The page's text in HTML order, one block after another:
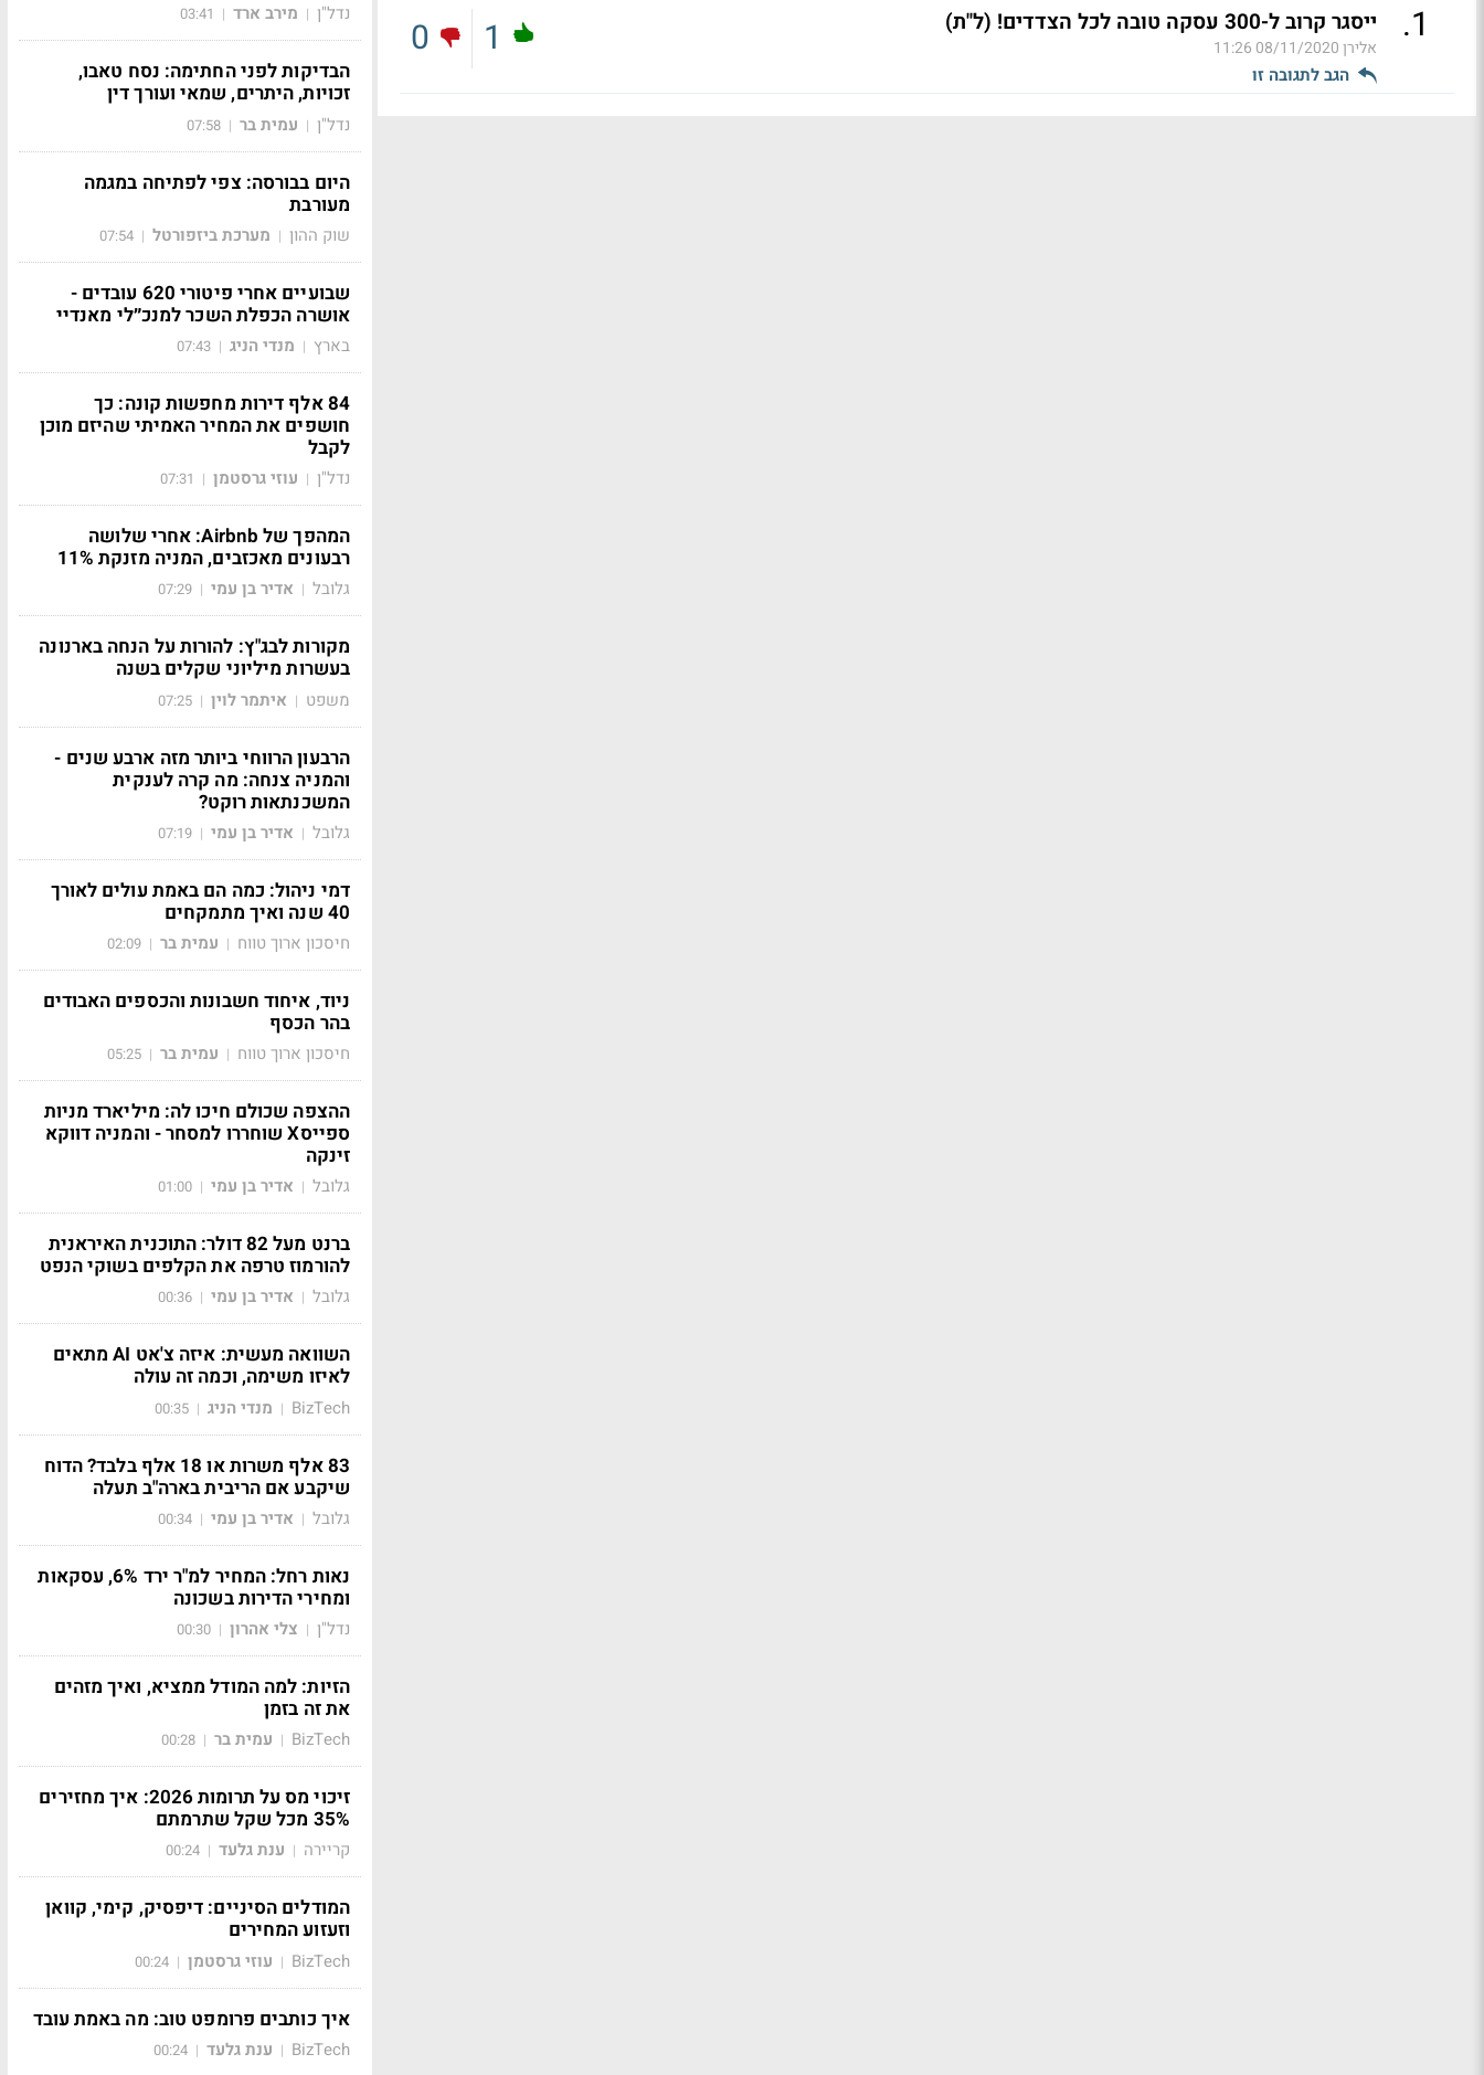
1
. ייסגר קרוב ל-300 עסקה טובה לכל הצדדים! (ל"ת)
אלירן08/11/2020 11:26
הגב לתגובה זו
1
0
נדל"ן | מירב ארד |
03:41
הבדיקות לפני החתימה: נסח טאבו,
זכויות, היתרים, שמאי ועורך דין
נדל"ן | עמית בר |
07:58
היום בבורסה: צפי לפתיחה במגמה
מעורבת
שוק ההון | מערכת ביזפורטל |
07:54
שבועיים אחרי פיטורי 620 עובדים -
אושרה הכפלת השכר למנכ״לי מאנדיי
בארץ | מנדי הניג |
07:43
84 אלף דירות מחפשות קונה: כך
חושפים את המחיר האמיתי שהיזם מוכן
לקבל
נדל"ן | עוזי גרסטמן |
07:31
המהפך של Airbnb: אחרי שלושה
רבעונים מאכזבים, המניה מזנקת 11%
גלובל | אדיר בן עמי |
07:29
מקורות לבג"ץ: להורות על הנחה בארנונה
בעשרות מיליוני שקלים בשנה
משפט | איתמר לוין |
07:25
הרבעון הרווחי ביותר מזה ארבע שנים -
והמניה צנחה: מה קרה לענקית
המשכנתאות רוקט?
גלובל | אדיר בן עמי |
07:19
דמי ניהול: כמה הם באמת עולים לאורך
40 שנה ואיך מתמקחים
חיסכון ארוך טווח | עמית בר |
02:09
ניוד, איחוד חשבונות והכספים האבודים
בהר הכסף
חיסכון ארוך טווח | עמית בר |
05:25
ההצפה שכולם חיכו לה: מיליארד מניות
ספייסX שוחררו למסחר - והמניה דווקא
זינקה
גלובל | אדיר בן עמי |
01:00
ברנט מעל 82 דולר: התוכנית האיראנית
להורמוז טרפה את הקלפים בשוקי הנפט
גלובל | אדיר בן עמי |
00:36
השוואה מעשית: איזה צ'אט AI מתאים
לאיזו משימה, וכמה זה עולה
BizTech
| מנדי הניג |
00:35
83 אלף משרות או 18 אלף בלבד? הדוח
שיקבע אם הריבית בארה"ב תעלה
גלובל | אדיר בן עמי |
00:34
נאות רחל: המחיר למ"ר ירד 6%, עסקאות
ומחירי הדירות בשכונה
נדל"ן | צלי אהרון |
00:30
הזיות: למה המודל ממציא, ואיך מזהים
את זה בזמן
BizTech
| עמית בר |
00:28
זיכוי מס על תרומות 2026: איך מחזירים
35% מכל שקל שתרמתם
קריירה | ענת גלעד |
00:24
המודלים הסיניים: דיפסיק, קימי, קוואן
וזעזוע המחירים
BizTech
| עוזי גרסטמן |
00:24
איך כותבים פרומפט טוב: מה באמת עובד
BizTech
| ענת גלעד |
00:24